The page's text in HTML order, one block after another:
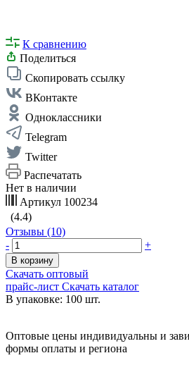
К сравнению
Поделиться
Скопировать ссылку
ВКонтакте
Одноклассники
Telegram
Twitter
Распечатать
Нет в наличии
Артикул 100234
(4.4)
Отзывы (10)
-
+
В корзину
Скачать оптовый
прайс-лист Скачать каталог
В упаковке: 100 шт.
Оптовые цены индивидуальны и
формы оплаты и региона